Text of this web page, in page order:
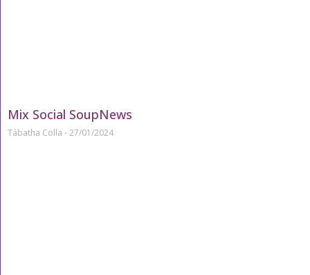
Mix Social SoupNews
Tábatha Colla 27/01/2024